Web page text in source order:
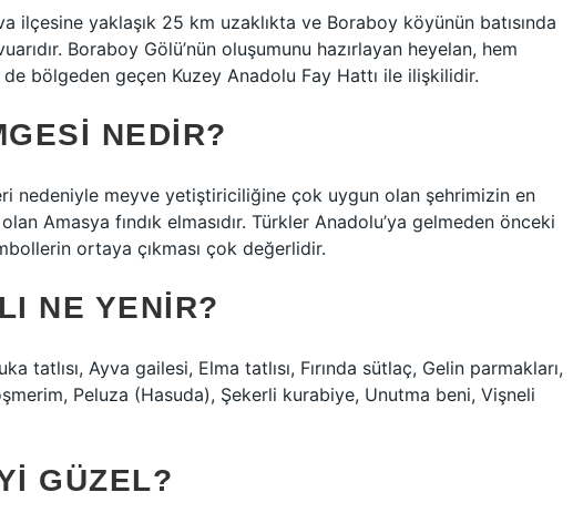
ilçesine yaklaşık 25 km uzaklıkta ve Boraboy köyünün batısında
Boraboy Gölü’nün oluşumunu hazırlayan heyelan, hem
bölgeden geçen Kuzey Anadolu Fay Hattı ile ilişkilidir.
NEDIR?
nedeniyle meyve yetiştiriciliğine çok uygun olan şehrimizin en
Amasya fındık elmasıdır. Türkler Anadolu’ya gelmeden önceki
ortaya çıkması çok değerlidir.
NE YENIR?
tatlısı, Ayva gailesi, Elma tatlısı, Fırında sütlaç, Gelin parmakları,
Peluza (Hasuda), Şekerli kurabiye, Unutma beni, Vişneli
GÜZEL?